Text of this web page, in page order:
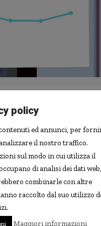
se si va a
hanno un lavoro
media della
Un problema che
che è piuttosto
economico-politico
policy
ed annunci, per
il nostro traffico.
sul modo in cui utilizza il
di analisi dei dati web,
combinarle con altre
raccolto dal suo utilizzo
Maggiori informazioni